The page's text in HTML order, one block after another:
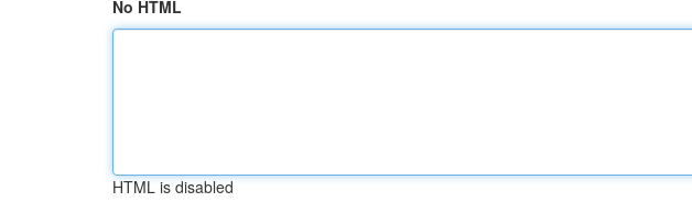
No HTML
HTML is disabled